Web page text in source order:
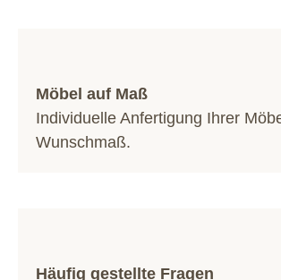
Möbel auf Maß
Individuelle Anfertigung Ihrer
Wunschmaß.
Häufig gestellte Fragen